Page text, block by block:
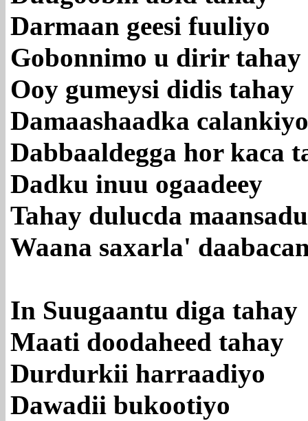
Darmaan geesi fuuliyo
Gobonnimo u dirir tahay
Ooy gumeysi didis tahay
Damaashaadka calankiyo
Dabbaaldegga hor kaca
Dadku inuu ogaadeey
Tahay dulucda maansadu
Waana saxarla'
In Suugaantu diga tahay
Maati doodaheed tahay
Durdurkii harraadiyo
Dawadii bukootiyo